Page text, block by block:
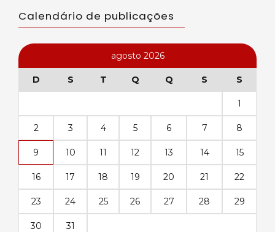
Calendário de publicações
agosto 2026
D S T Q Q S S
1
2 3 4 5 6 7 8
9 10 11 12 13 14 15
16 17 18 19 20 21 22
23 24 25 26 27 28 29
30
31